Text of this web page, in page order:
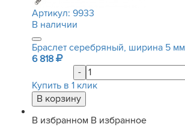
Артикул: 9933
В наличии
Браслет серебряный, ширина 5 мм
6 818
-
Купить в 1 клик
В избранном В избранное